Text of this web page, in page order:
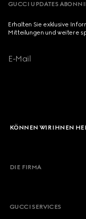
GUCCI UPDATES
Erhalten Sie exklusive
Mitteilungen und weitere
E-Mail
KÖNNEN WIR IHNEN
DIE FIRMA
GUCCI SERVICES